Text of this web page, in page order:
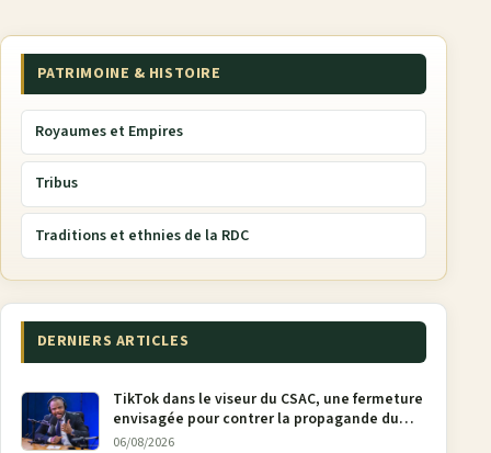
PATRIMOINE & HISTOIRE
Royaumes et Empires
Tribus
Traditions et ethnies de la RDC
DERNIERS ARTICLES
TikTok dans le viseur du CSAC, une fermeture
envisagée pour contrer la propagande du
M23
06/08/2026